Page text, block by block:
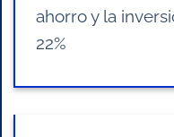
ahorro y la
22%